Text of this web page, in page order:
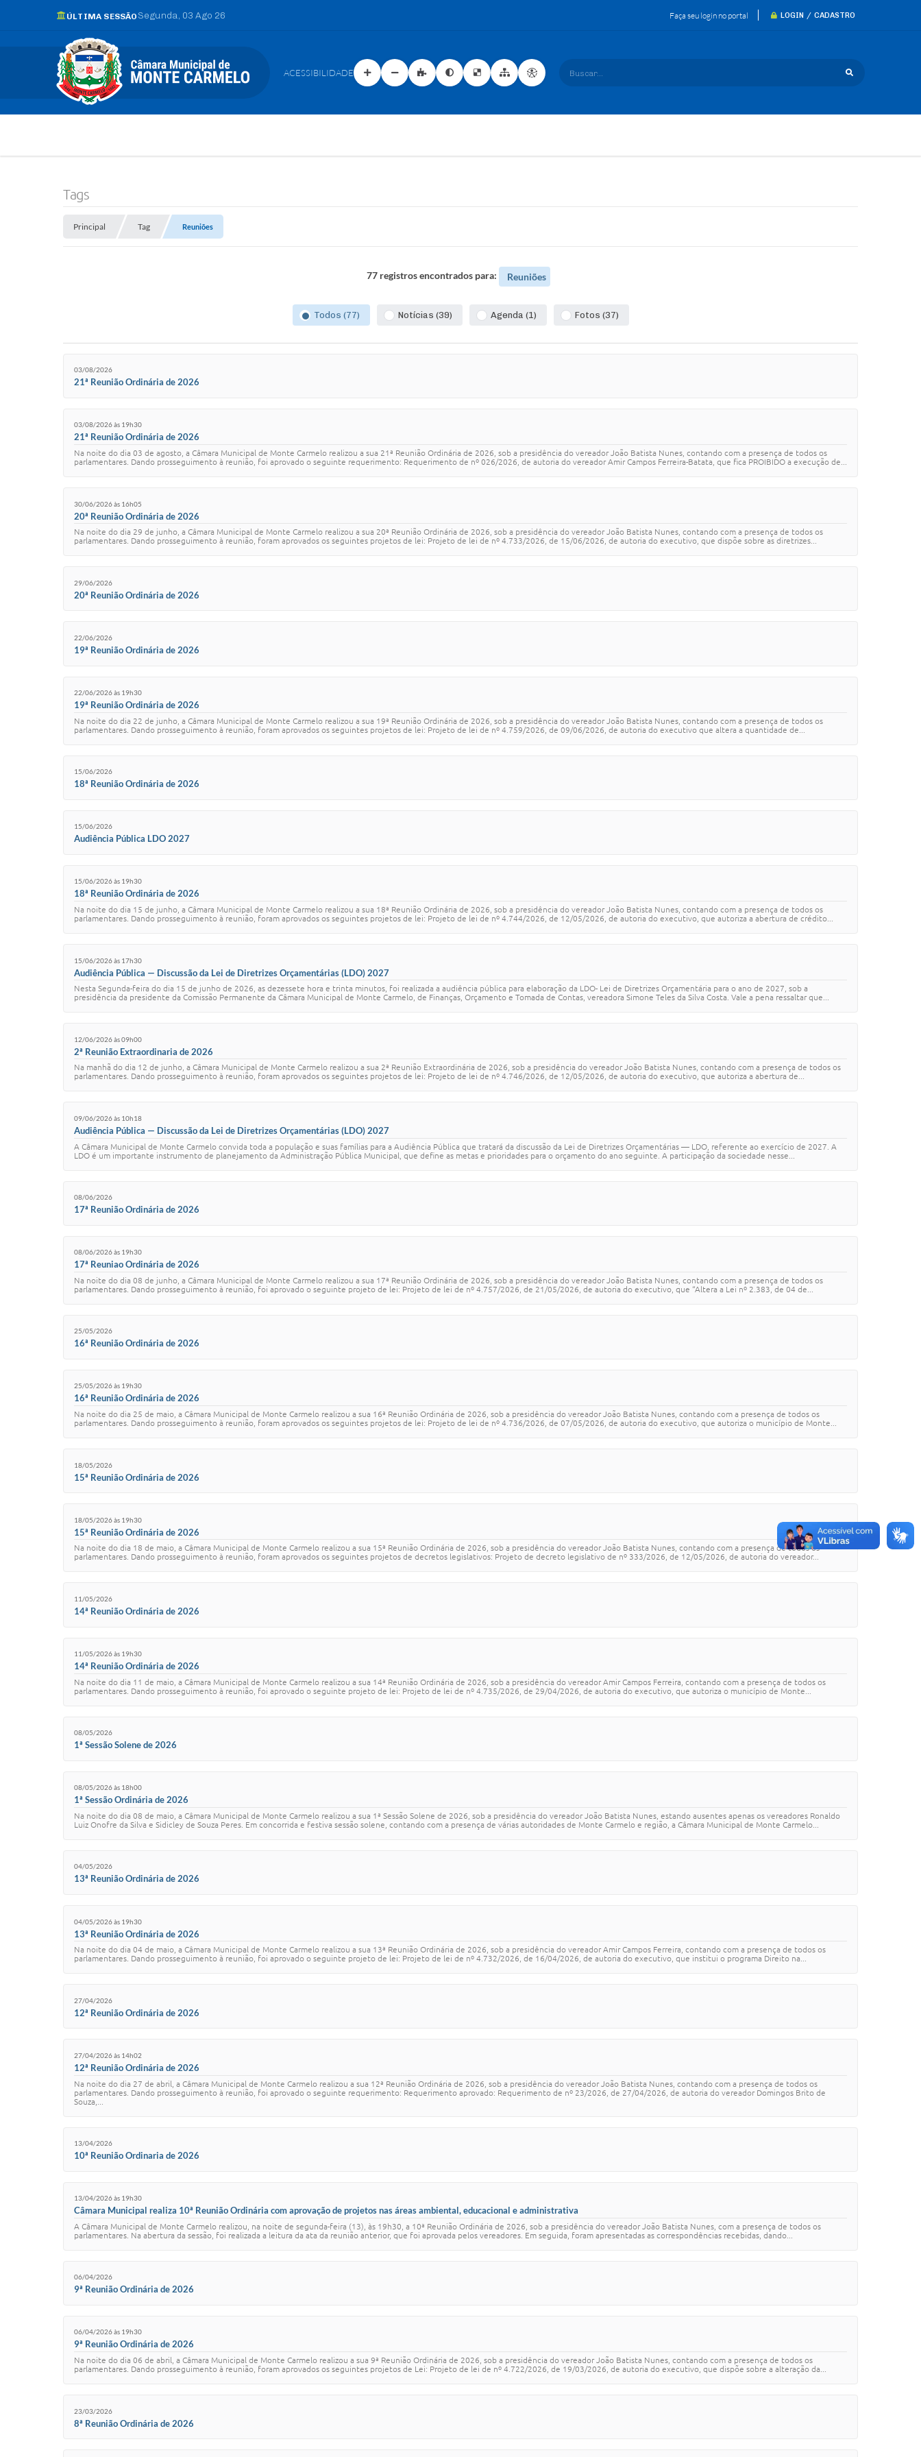
Faça seu login no portal LOGIN / CADASTRO
Buscar...
ÚLTIMA SESSÃO Segunda 03 Ago 26
ACESSIBILIDADE
Tags
Principal Tag Reuniões
77 registros encontrados para: Reuniões
Todos (77) Notícias (39) Agenda (1) Fotos (37)
03/08/2026
21ª Reunião Ordinária de 2026
03/08/2026 às 19h30
21ª Reunião Ordinária de 2026
Na noite do dia 03 de agosto, a Câmara Municipal de Monte Carmelo realizou a sua 21ª Reunião Ordinária de 2026, sob a presidência do vereador João Batista Nunes, contando com a presença de todos os
parlamentares. Dando prosseguimento à reunião, foi aprovado o seguinte requerimento: Requerimento de nº 026/2026, de autoria do vereador Amir Campos Ferreira-Batata, que fica PROIBIDO a execução de...
30/06/2026 às 16h05
20ª Reunião Ordinária de 2026
Na noite do dia 29 de junho, a Câmara Municipal de Monte Carmelo realizou a sua 20ª Reunião Ordinária de 2026, sob a presidência do vereador João Batista Nunes, contando com a presença de todos os
parlamentares. Dando prosseguimento à reunião, foram aprovados os seguintes projetos de lei: Projeto de lei de nº 4.733/2026, de 15/06/2026, de autoria do executivo, que dispõe sobre as diretrizes...
29/06/2026
20ª Reunião Ordinária de 2026
22/06/2026
19ª Reunião Ordinária de 2026
22/06/2026 às 19h30
19ª Reunião Ordinária de 2026
Na noite do dia 22 de junho, a Câmara Municipal de Monte Carmelo realizou a sua 19ª Reunião Ordinária de 2026, sob a presidência do vereador João Batista Nunes, contando com a presença de todos os
parlamentares. Dando prosseguimento à reunião, foram aprovados os seguintes projetos de lei: Projeto de lei de nº 4.759/2026, de 09/06/2026, de autoria do executivo que altera a quantidade de...
15/06/2026
18ª Reunião Ordinária de 2026
15/06/2026
Audiência Pública LDO 2027
15/06/2026 às 19h30
18ª Reunião Ordinária de 2026
Na noite do dia 15 de junho, a Câmara Municipal de Monte Carmelo realizou a sua 18ª Reunião Ordinária de 2026, sob a presidência do vereador João Batista Nunes, contando com a presença de todos os
parlamentares. Dando prosseguimento à reunião, foram aprovados os seguintes projetos de lei: Projeto de lei de nº 4.744/2026, de 12/05/2026, de autoria do executivo, que autoriza a abertura de crédito...
15/06/2026 às 17h30
Audiência Pública — Discussão da Lei de Diretrizes Orçamentárias (LDO) 2027
Nesta Segunda-feira do dia 15 de junho de 2026, as dezessete hora e trinta minutos, foi realizada a audiência pública para elaboração da LDO- Lei de Diretrizes Orçamentária para o ano de 2027, sob a
presidência da presidente da Comissão Permanente da Câmara Municipal de Monte Carmelo, de Finanças, Orçamento e Tomada de Contas, vereadora Simone Teles da Silva Costa. Vale a pena ressaltar que...
12/06/2026 às 09h00
2ª Reunião Extraordinaria de 2026
Na manhã do dia 12 de junho, a Câmara Municipal de Monte Carmelo realizou a sua 2ª Reunião Extraordinária de 2026, sob a presidência do vereador João Batista Nunes, contando com a presença de todos os
parlamentares. Dando prosseguimento à reunião, foram aprovados os seguintes projetos de lei: Projeto de lei de nº 4.746/2026, de 12/05/2026, de autoria do executivo, que autoriza a abertura de...
09/06/2026 às 10h18
Audiência Pública — Discussão da Lei de Diretrizes Orçamentárias (LDO) 2027
A Câmara Municipal de Monte Carmelo convida toda a população e suas famílias para a Audiência Pública que tratará da discussão da Lei de Diretrizes Orçamentárias — LDO, referente ao exercício de 2027. A
LDO é um importante instrumento de planejamento da Administração Pública Municipal, que define as metas e prioridades para o orçamento do ano seguinte. A participação da sociedade nesse...
08/06/2026
17ª Reunião Ordinária de 2026
08/06/2026 às 19h30
17ª Reuniao Ordinária de 2026
Na noite do dia 08 de junho, a Câmara Municipal de Monte Carmelo realizou a sua 17ª Reunião Ordinária de 2026, sob a presidência do vereador João Batista Nunes, contando com a presença de todos os
parlamentares. Dando prosseguimento à reunião, foi aprovado o seguinte projeto de lei: Projeto de lei de nº 4.757/2026, de 21/05/2026, de autoria do executivo, que “Altera a Lei nº 2.383, de 04 de...
25/05/2026
16ª Reunião Ordinária de 2026
25/05/2026 às 19h30
16ª Reunião Ordinária de 2026
Na noite do dia 25 de maio, a Câmara Municipal de Monte Carmelo realizou a sua 16ª Reunião Ordinária de 2026, sob a presidência do vereador João Batista Nunes, contando com a presença de todos os
parlamentares. Dando prosseguimento à reunião, foram aprovados os seguintes projetos de lei: Projeto de lei de nº 4.736/2026, de 07/05/2026, de autoria do executivo, que autoriza o município de Monte...
18/05/2026
15ª Reunião Ordinária de 2026
18/05/2026 às 19h30
15ª Reunião Ordinária de 2026
Na noite do dia 18 de maio, a Câmara Municipal de Monte Carmelo realizou a sua 15ª Reunião Ordinária de 2026, sob a presidência do vereador João Batista Nunes, contando com a presença de todos os
parlamentares. Dando prosseguimento à reunião, foram aprovados os seguintes projetos de decretos legislativos: Projeto de decreto legislativo de nº 333/2026, de 12/05/2026, de autoria do vereador...
11/05/2026
14ª Reunião Ordinária de 2026
11/05/2026 às 19h30
14ª Reunião Ordinária de 2026
Na noite do dia 11 de maio, a Câmara Municipal de Monte Carmelo realizou a sua 14ª Reunião Ordinária de 2026, sob a presidência do vereador Amir Campos Ferreira, contando com a presença de todos os
parlamentares. Dando prosseguimento à reunião, foi aprovado o seguinte projeto de lei: Projeto de lei de nº 4.735/2026, de 29/04/2026, de autoria do executivo, que autoriza o município de Monte...
08/05/2026
1ª Sessão Solene de 2026
08/05/2026 às 18h00
1ª Sessão Ordinária de 2026
Na noite do dia 08 de maio, a Câmara Municipal de Monte Carmelo realizou a sua 1ª Sessão Solene de 2026, sob a presidência do vereador João Batista Nunes, estando ausentes apenas os vereadores Ronaldo
Luiz Onofre da Silva e Sidicley de Souza Peres. Em concorrida e festiva sessão solene, contando com a presença de várias autoridades de Monte Carmelo e região, a Câmara Municipal de Monte Carmelo...
04/05/2026
13ª Reunião Ordinária de 2026
04/05/2026 às 19h30
13ª Reunião Ordinária de 2026
Na noite do dia 04 de maio, a Câmara Municipal de Monte Carmelo realizou a sua 13ª Reunião Ordinária de 2026, sob a presidência do vereador Amir Campos Ferreira, contando com a presença de todos os
parlamentares. Dando prosseguimento à reunião, foi aprovado o seguinte projeto de lei: Projeto de lei de nº 4.732/2026, de 16/04/2026, de autoria do executivo, que institui o programa Direito na...
27/04/2026
12ª Reunião Ordinária de 2026
27/04/2026 às 14h02
12ª Reunião Ordinária de 2026
Na noite do dia 27 de abril, a Câmara Municipal de Monte Carmelo realizou a sua 12ª Reunião Ordinária de 2026, sob a presidência do vereador João Batista Nunes, contando com a presença de todos os
parlamentares. Dando prosseguimento à reunião, foi aprovado o seguinte requerimento: Requerimento aprovado: Requerimento de nº 23/2026, de 27/04/2026, de autoria do vereador Domingos Brito de
Souza,...
13/04/2026
10ª Reunião Ordinaria de 2026
13/04/2026 às 19h30
Câmara Municipal realiza 10ª Reunião Ordinária com aprovação de projetos nas áreas ambiental, educacional e administrativa
A Câmara Municipal de Monte Carmelo realizou, na noite de segunda-feira (13), às 19h30, a 10ª Reunião Ordinária de 2026, sob a presidência do vereador João Batista Nunes, com a presença de todos os
parlamentares. Na abertura da sessão, foi realizada a leitura da ata da reunião anterior, que foi aprovada pelos vereadores. Em seguida, foram apresentadas as correspondências recebidas, dando...
06/04/2026
9ª Reunião Ordinária de 2026
06/04/2026 às 19h30
9ª Reunião Ordinária de 2026
Na noite do dia 06 de abril, a Câmara Municipal de Monte Carmelo realizou a sua 9ª Reunião Ordinária de 2026, sob a presidência do vereador João Batista Nunes, contando com a presença de todos os
parlamentares. Dando prosseguimento à reunião, foram aprovados os seguintes projetos de Lei: Projeto de lei de nº 4.722/2026, de 19/03/2026, de autoria do executivo, que dispõe sobre a alteração da...
23/03/2026
8ª Reunião Ordinária de 2026